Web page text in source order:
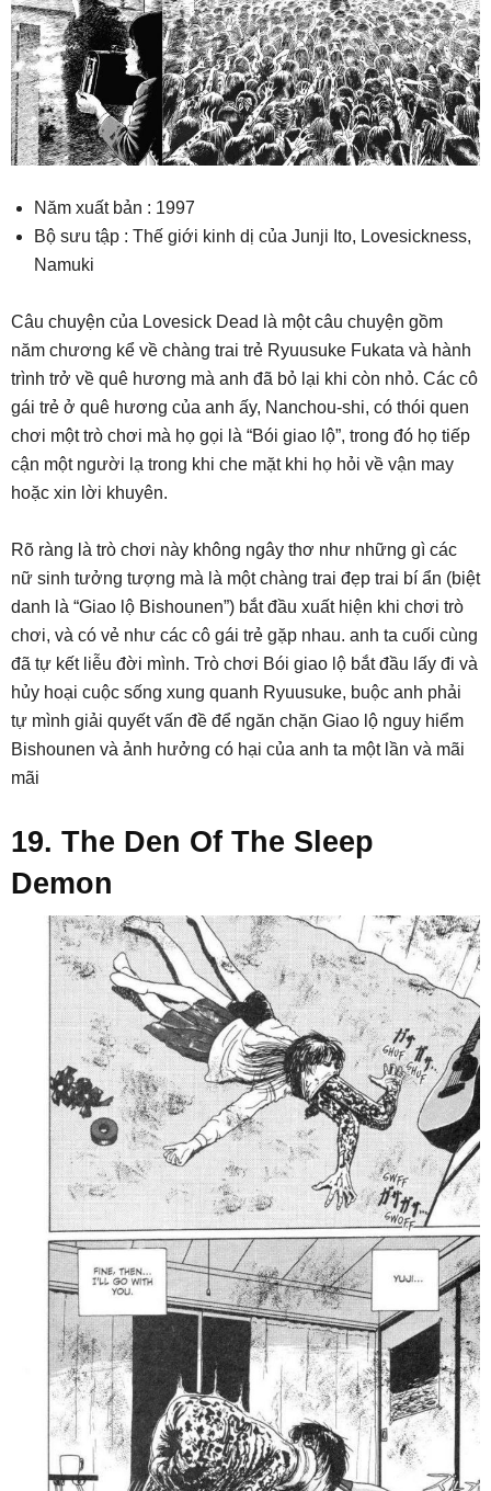
Năm xuất bản : 1997
Bộ sưu tập : Thế giới kinh dị của Junji Ito, Lovesickness,
Namuki
Câu chuyện của Lovesick Dead là một câu chuyện gồm
năm chương kể về chàng trai trẻ Ryuusuke Fukata và hành
trình trở về quê hương mà anh đã bỏ lại khi còn nhỏ. Các cô
gái trẻ ở quê hương của anh ấy, Nanchou-shi, có thói quen
chơi một trò chơi mà họ gọi là “Bói giao lộ”, trong đó họ tiếp
cận một người lạ trong khi che mặt khi họ hỏi về vận may
hoặc xin lời khuyên.
Rõ ràng là trò chơi này không ngây thơ như những gì các
nữ sinh tưởng tượng mà là một chàng trai đẹp trai bí ẩn (biệt
danh là “Giao lộ Bishounen”) bắt đầu xuất hiện khi chơi trò
chơi, và có vẻ như các cô gái trẻ gặp nhau. anh ta cuối cùng
đã tự kết liễu đời mình. Trò chơi Bói giao lộ bắt đầu lấy đi và
hủy hoại cuộc sống xung quanh Ryuusuke, buộc anh phải
tự mình giải quyết vấn đề để ngăn chặn Giao lộ nguy hiểm
Bishounen và ảnh hưởng có hại của anh ta một lần và mãi
mãi
19. The Den Of The Sleep
Demon